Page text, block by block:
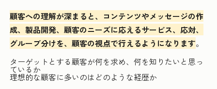
顧客への理解が深まると、コンテンツやメッセージの作
成、製品開発、顧客のニーズに応えるサービス、応対、
グループ分けを、顧客の視点で行えるようになります。
ターゲットとする顧客が何を求め、何を知りたいと思っ
ているか
理想的な顧客に多いのはどのような経歴か